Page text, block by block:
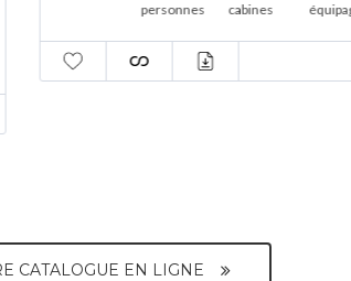
personnes
cabines
équipage
CATALOGUE EN LIGNE